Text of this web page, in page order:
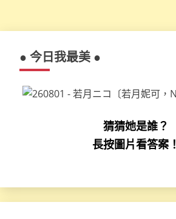
● 今日我最美 ●
猜猜她是誰？
長按圖片看答案！